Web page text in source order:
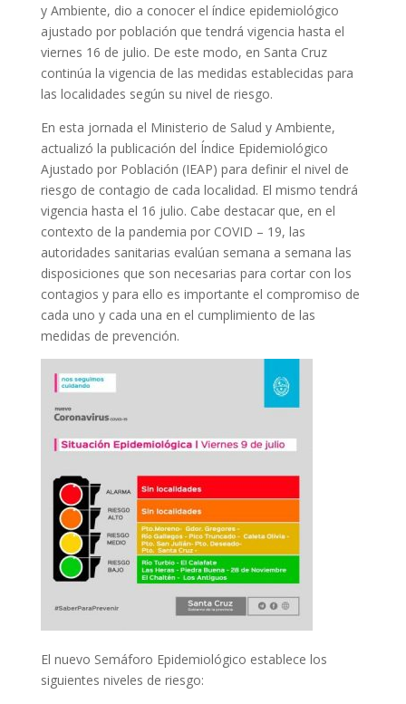
y Ambiente, dio a conocer el índice epidemiológico
ajustado por población que tendrá vigencia hasta el
viernes 16 de julio. De este modo, en Santa Cruz
continúa la vigencia de las medidas establecidas para
las localidades según su nivel de riesgo.
En esta jornada el Ministerio de Salud y Ambiente,
actualizó la publicación del Índice Epidemiológico
Ajustado por Población (IEAP) para definir el nivel de
riesgo de contagio de cada localidad. El mismo tendrá
vigencia hasta el 16 julio. Cabe destacar que, en el
contexto de la pandemia por COVID – 19, las
autoridades sanitarias evalúan semana a semana las
disposiciones que son necesarias para cortar con los
contagios y para ello es importante el compromiso de
cada uno y cada una en el cumplimiento de las
medidas de prevención.
El nuevo Semáforo Epidemiológico establece los
siguientes niveles de riesgo: